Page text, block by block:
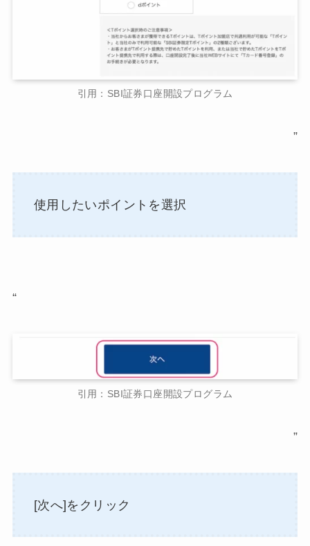
引用：SBI証券口座開設プログラム
”
使用したいポイントを選択
“
引用：SBI証券口座開設プログラム
”
[次へ]をクリック